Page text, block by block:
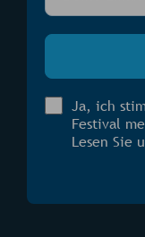
Ja, ich
Festival
Lesen Sie